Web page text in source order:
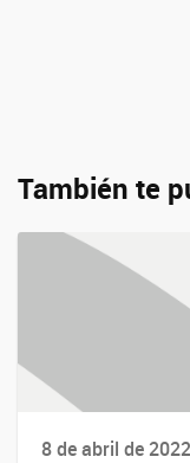
También te
8 de abril de 2022